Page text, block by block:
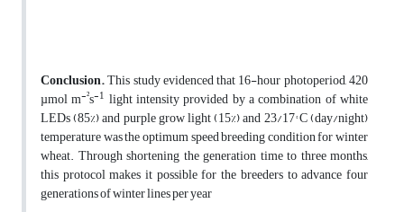
Conclusion.This study evidenced that 16-hour photoperiod, 420
µmol m-²s-1 light intensity provided by a combination of white
LEDs (85%) and purple grow light (15%) and 23/17° C (day/night)
temperature was the optimum speed breeding condition for winter
wheat. Through shortening the generation time to three months,
this protocol makes it possible for the breeders to advance four
generations of winter lines per year